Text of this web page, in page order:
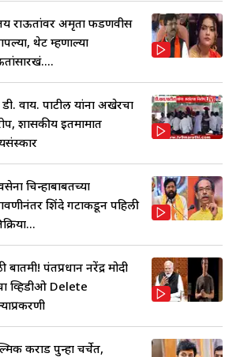
राऊतांवर अमृता फडणवीस
थेट म्हणाल्या
डी. वाय. पाटील यांना अखेरचा
शासकीय इतमामात
चिन्हाबाबतच्या
शिंदे गटाकडून पहिली
बातमी! पंतप्रधान नरेंद्र मोदी
व्हिडीओ Delete
कराड पुन्हा चर्चेत,